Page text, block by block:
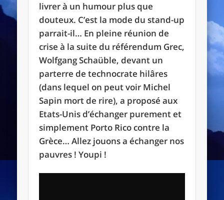
livrer à un humour plus que
douteux. C’est la mode du stand-up
parrait-il… En pleine réunion de
crise à la suite du référendum Grec,
Wolfgang Schaüble, devant un
parterre de technocrate hilâres
(dans lequel on peut voir Michel
Sapin mort de rire), a proposé aux
Etats-Unis d’échanger purement et
simplement Porto Rico contre la
Grèce… Allez jouons a échanger nos
pauvres ! Youpi !